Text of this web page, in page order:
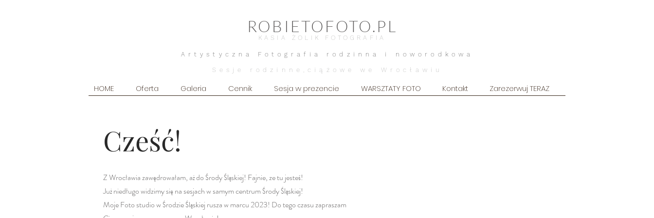
ROBIETOFOTO.PL
KASIA ŻOLIK FOTOGRAFIA
Artystyczna Fotografia rodzinna i noworodkowa
Sesje rodzinne,ciążowe we Wrocławiu
HOME Oferta Galeria Cennik Sesja w prezencie WARSZTATY FOTO Kontakt Zarezerwuj TERAZ
Cześć!
Z Wrocławia zawędrowałam, aż do Środy Śląskiej! Fajnie, ze tu jesteś!
Już niedługo widzimy się na sesjach w samym centrum Środy Śląskiej!
Moje Foto studio w Środzie Śląskiej rusza w marcu 2023! Do tego czasu zapraszam